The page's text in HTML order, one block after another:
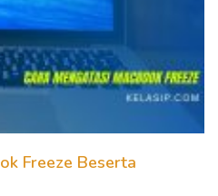
Freeze Beserta